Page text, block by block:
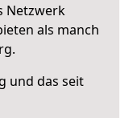
Netzwerk
als manch
und das seit